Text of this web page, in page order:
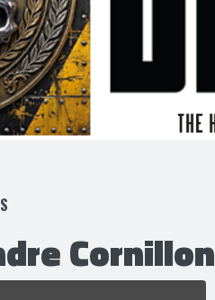
Cornillon